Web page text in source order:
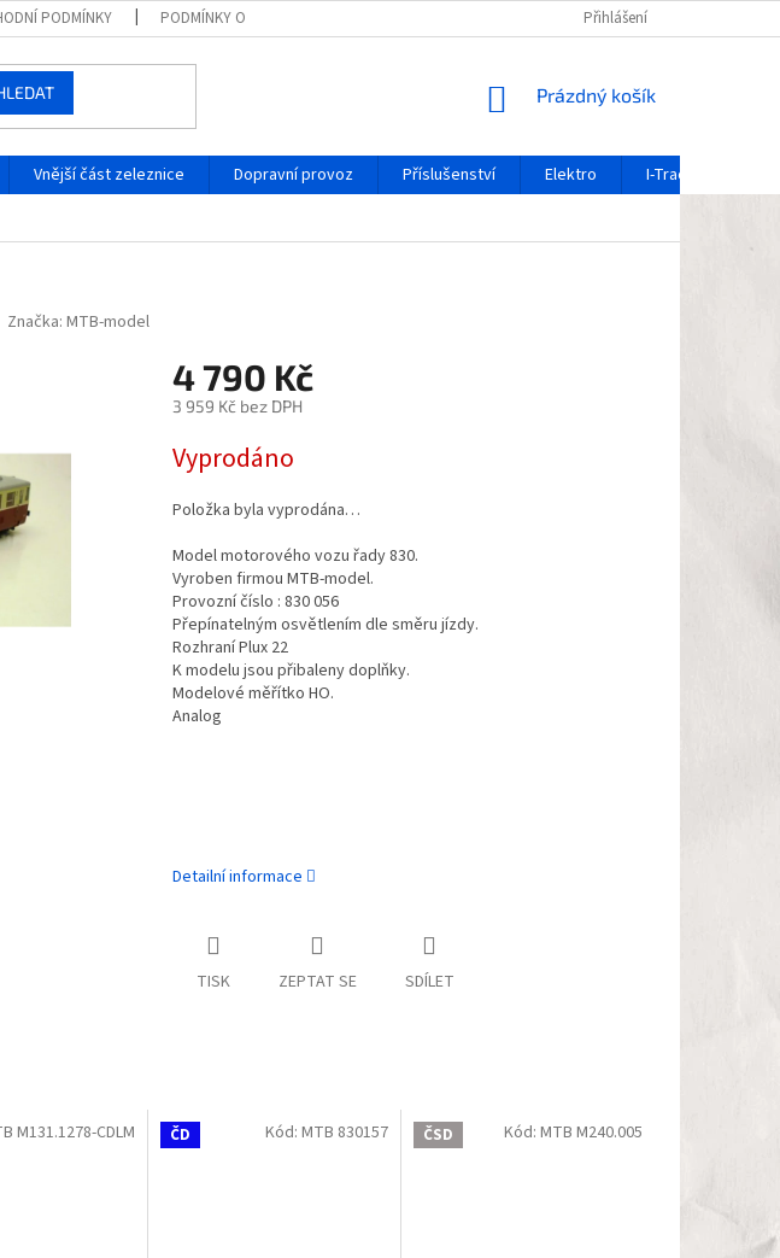
PODMÍNKY PODMÍNKY OCHRANY OSOBNÍCH ÚDAJŮ REKLAMAČNÍ FORMULÁŘ
Přihlášení
NÁKUPNÍ
Prázdný košík
Vnější část zeleznice Dopravní provoz Příslušenství Elektro
I-Track / systém
Značka:MTB-model
4 790 Kč
3 959 Kč bez DPH
cena:
Vyprodáno
Položka byla vyprodána…
Model motorového vozu řady 830.
Vyroben firmou MTB-model.
Provozní číslo : 830 056
Přepínatelným osvětlením dle směru jízdy.
Rozhraní Plux 22
K modelu jsou přibaleny doplňky.
Modelové měřítko HO.
Analog
Detailní informace
TISK ZEPTAT SE SDÍLET
M131.1278-CDLM ČD Kód:MTB 830157 ČSD Kód: MTB M240.005